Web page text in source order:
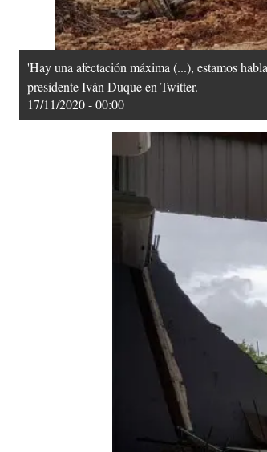
'Hay una afectación máxima (...), estamos
presidente Iván Duque en Twitter.
17/11/2020 - 00:00